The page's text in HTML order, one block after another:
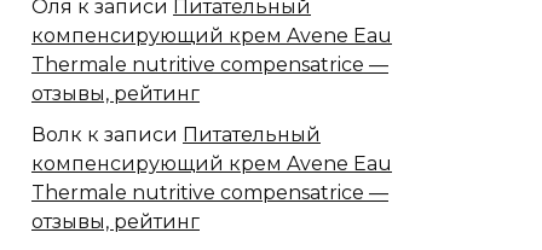
Оля к записи
Питательный
компенсирующий крем Avene Eau
Thermale nutritive compensatrice —
отзывы, рейтинг
Волк к записи Питательный
компенсирующий крем Avene Eau
Thermale nutritive compensatrice —
отзывы, рейтинг